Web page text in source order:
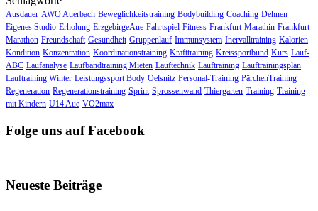
Ausdauer AWO Auerbach Beweglichkeitstraining Bodybuilding Coaching Dehnen
Eigenes Studio Erholung ErzgebirgeAue Fahrtspiel Fitness Frankfurt-Marathin Frankfurt-
Marathon Freundschaft Gesundheit Gruppenlauf Immunsystem Inervalltraining Kalorien
Kondition Konzentration Koordinationstraining Krafttraining Kreissportbund Kurs Lauf-
ABC Laufanalyse Laufbandtraining Mieten Lauftechnik Lauftraining Lauftrainingsplan
Lauftraining Winter Leistungssport Body Oelsnitz Personal-Training PärchenTraining
Regeneration Regenerationstraining Sprint Sprossenwand Thiergarten Training Training
mit Kindern U14 Aue VO2max
Folge uns auf Facebook
Neueste Beiträge